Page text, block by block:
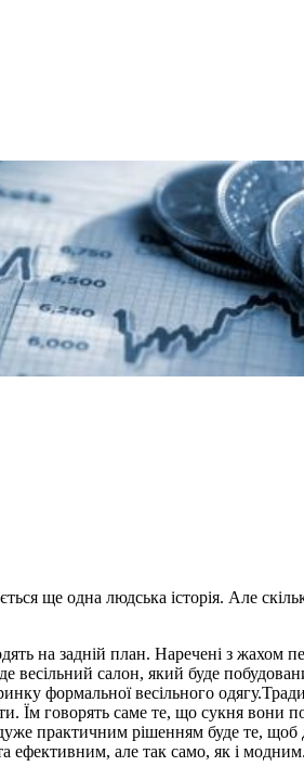
ще одна людська історія. Але
на задній план. Наречені з
салон, який буде
формальної весільного
говорять саме те, що сукня вони
практичним рішенням буде те,
але так само, як і